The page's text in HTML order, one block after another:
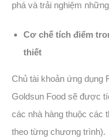
phá và trải nghiệm
Cơ chế tích điểm
thiết
Chủ tài khoản ứng dụng
Goldsun Food sẽ được
các nhà hàng thuộc các
theo từng chương trình).